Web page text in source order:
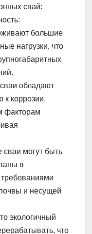
свай:
большие
нагрузки, что
обладают
к коррозии,
факторам
могут быть
в
требованиями
и несущей
экологичный
что